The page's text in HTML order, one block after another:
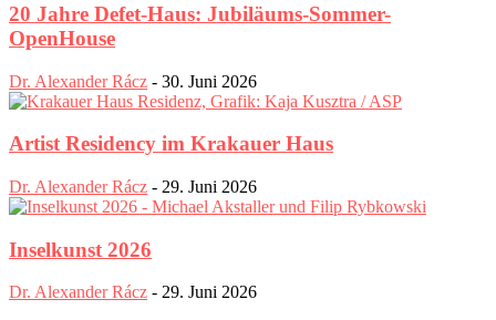
20 Jahre Defet-Haus: Jubiläums-Sommer-
OpenHouse
Dr. Alexander Rácz - 30. Juni 2026
Artist Residency im Krakauer Haus
Dr. Alexander Rácz - 29. Juni 2026
Inselkunst 2026
Dr. Alexander Rácz - 29. Juni 2026